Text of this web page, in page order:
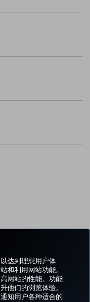
达到理想用户体
和利用网站功能。
网站的性能。功能
他们的浏览体验。
知用户各种适合的
抖音博客Pinterest
CORPORATE
CLUB
AIRLINES